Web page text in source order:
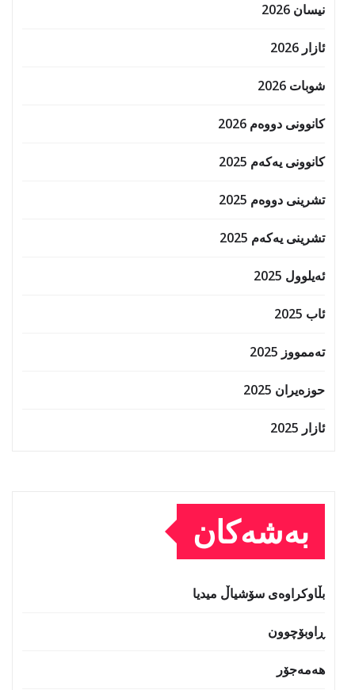
نیسان 2026
ئازار 2026
شوبات 2026
کانوونی دووەم 2026
کانوونی یەکەم 2025
تشرینی دووەم 2025
تشرینی یەکەم 2025
ئەیلوول 2025
ئاب 2025
تەممووز 2025
حوزه‌یران 2025
ئازار 2025
بەشەکان
بڵاوکراوەی سۆشیاڵ میدیا
ڕاوبۆچوون
هەمەجۆر